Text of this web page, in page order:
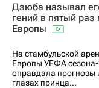
Дзюба называл
гений в пятый раз
Европы
На стамбульской
Европы УЕФА
оправдала прогнозы
глазах принца...